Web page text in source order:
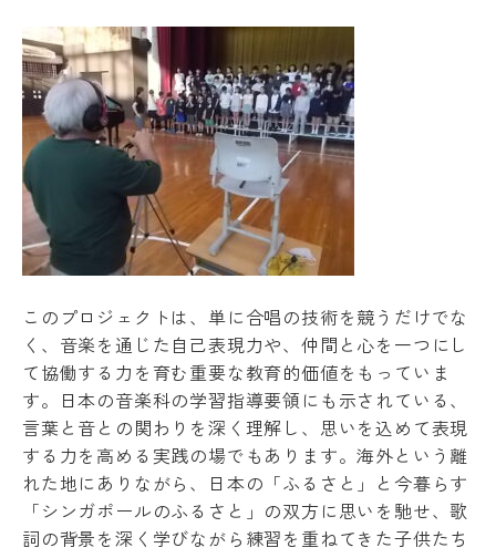
このプロジェクトは、単に合唱の技術を競うだけでな
く、音楽を通じた自己表現力や、仲間と心を一つにし
て協働する力を育む重要な教育的価値をもっていま
す。日本の音楽科の学習指導要領にも示されている、
言葉と音との関わりを深く理解し、思いを込めて表現
する力を高める実践の場でもあります。海外という離
れた地にありながら、日本の「ふるさと」と今暮らす
「シンガポールのふるさと」の双方に思いを馳せ、歌
詞の背景を深く学びながら練習を重ねてきた子供たち